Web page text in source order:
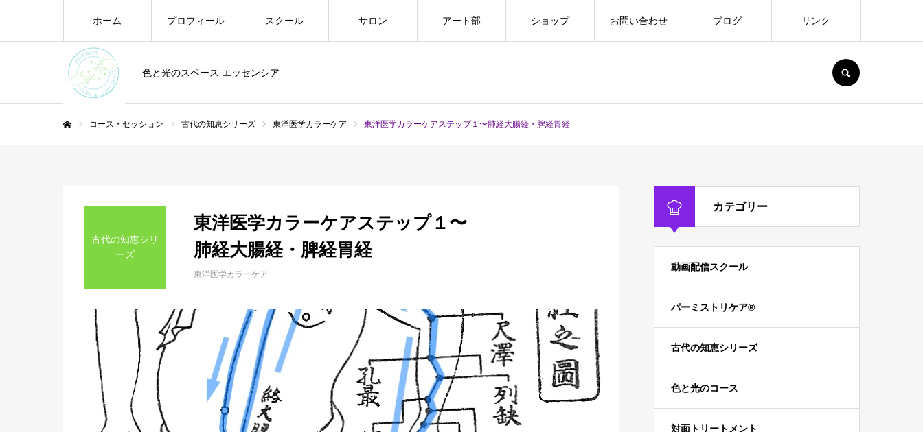
色と光のスペース エッセンシア
ホーム プロフィール スクール サロン アート部 ショップ お問い合わせ ブログ リンク
コース・セッション 古代の知恵シリーズ 東洋医学カラーケア 東洋医学カラーケアステップ１〜肺経大腸経・脾経胃経
古代の知恵シリ
ーズ
東洋医学カラーケアステップ１〜
肺経大腸経・脾経胃経
東洋医学カラーケア
カテゴリー
動画配信スクール
パーミストリケア®︎
古代の知恵シリーズ
色と光のコース
対面トリートメント